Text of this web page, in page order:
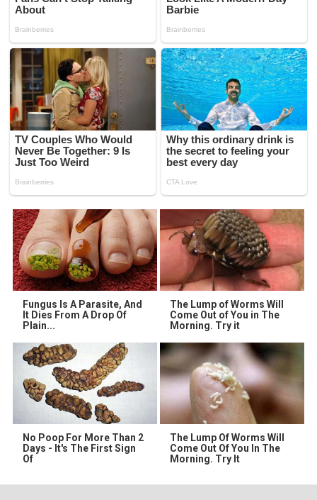
Fungus Is A Parasite, And
It Dies From A Drop Of
Plain...
The Lump of Worms Will
Come Out of You in The
Morning. Try it
No Poop For More Than 2
Days - It's The First Sign
Of
The Lump Of Worms Will
Come Out Of You In The
Morning. Try It